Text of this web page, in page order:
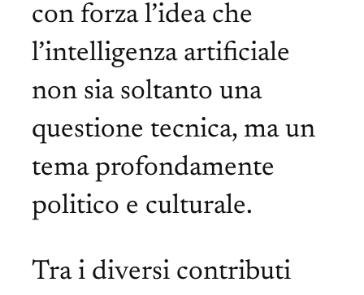
con forza l’idea che
l’intelligenza artificiale
non sia soltanto una
questione tecnica, ma un
tema profondamente
politico e culturale.
Tra i diversi contributi